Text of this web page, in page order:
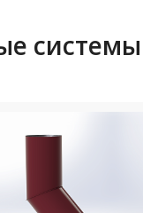
системы